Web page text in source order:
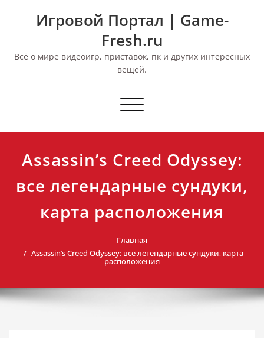
Игровой Портал | Game-
Fresh.ru
Всё о мире видеоигр, приставок, пк и других интересных
вещей.
Переключить
Assassin’s Creed Odyssey:
все легендарные сундуки,
карта расположения
Главная
Assassin’s Creed Odyssey: все легендарные сундуки, карта
расположения